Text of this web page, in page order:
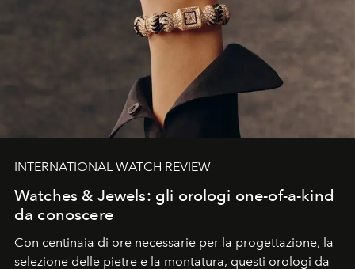
INTERNATIONAL WATCH REVIEW
Watches & Jewels: gli orologi one-of-a-kind
da conoscere
Con centinaia di ore necessarie per la progettazione, la
selezione delle pietre e la montatura, questi orologi da